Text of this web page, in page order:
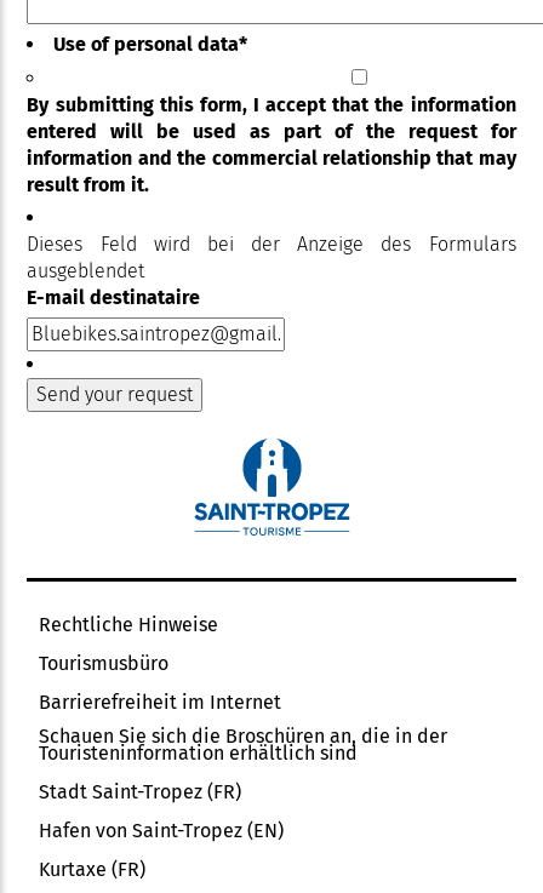
Use of personal data*
By submitting this form, I accept that the information
entered will be used as part of the request for
information and the commercial relationship that may
result from it.
Dieses Feld wird bei der Anzeige des Formulars
ausgeblendet
E-mail destinataire
Rechtliche Hinweise
Tourismusbüro
Barrierefreiheit im Internet
Schauen Sie sich die Broschüren an, die in der
Touristeninformation erhältlich sind
Stadt Saint-Tropez (FR)
Hafen von Saint-Tropez (EN)
Kurtaxe (FR)